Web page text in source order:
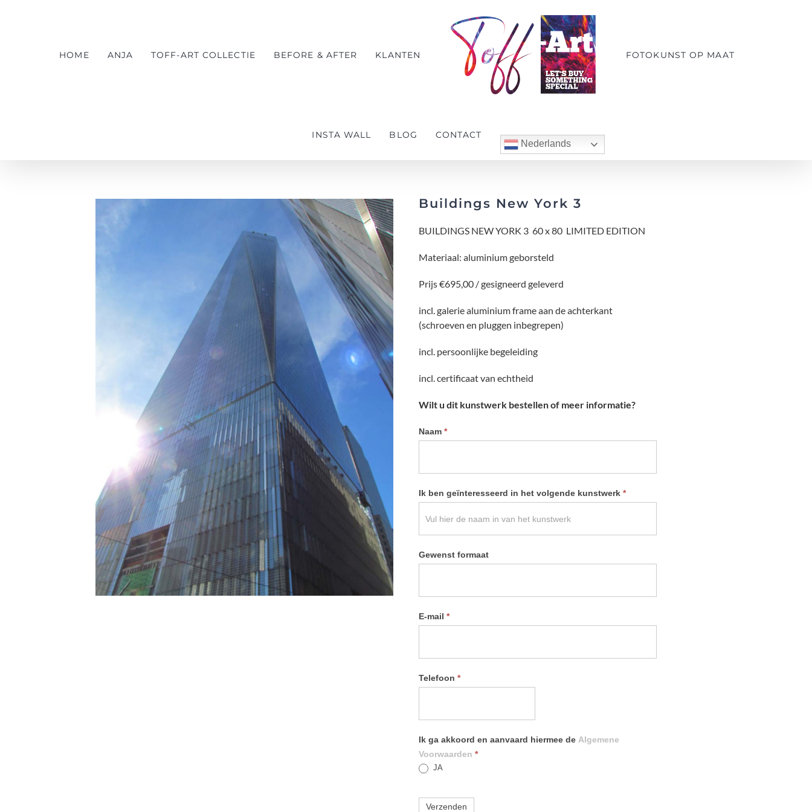
HOME ANJA TOFF-ART COLLECTIE BEFORE & AFTER KLANTEN FOTOKUNST OP MAAT
INSTA WALL BLOG CONTACT
Nederlands
Buildings New York 3
BUILDINGS NEW YORK 3 60 x 80 LIMITED EDITION
Materiaal: aluminium geborsteld
Prijs €695,00 / gesigneerd geleverd
incl. galerie aluminium frame aan de achterkant
(schroeven en pluggen inbegrepen)
incl. persoonlijke begeleiding
incl. certificaat van echtheid
Wilt u dit kunstwerk bestellen of meer informatie?
Informatie
Naam *
Ik ben geïnteresseerd in het volgende kunstwerk *
Gewenst formaat
E-mail *
Telefoon *
Ik ga akkoord en aanvaard hiermee de Algemene
Voorwaarden *
JA
Verzenden